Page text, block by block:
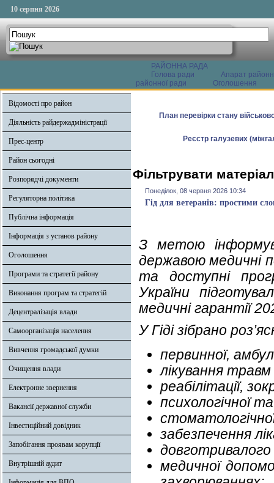
10 серпня 2026
РАЙОННА РАДА
Голова ради
Апарат
районної ради
Оголошення
Відомості про район
Діяльність райдержадміністрації
Прес-центр
Район сьогодні
Розпорядчі документи
Регуляторна політика
Публічна інформація
Інформація з установ району
Оголошення
Програми та стратегії району
Виконання програм та стратегій
Децентралізація влади
Самоорганізація населення
Вивчення громадської думки
Очищення влади
Електронне звернення
Вакансії державної служби
Інвестиційний довідник
Запобігання проявам корупції
Внутрішній аудит
План перевірки стану
Реєстр галузевих
Фільтрувати
Понеділок, 08 червня 2026 10:34
Гід для ветеранів: простими
З метою
державою медичні
та доступні
України
медичні гарантії
У Гіді зібрано
первинної,
лікування травм
реабілітації,
психологічної
забезпечення
медичної